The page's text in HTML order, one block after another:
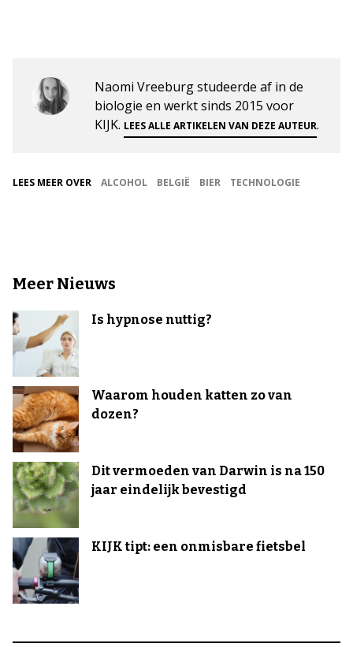
Naomi Vreeburg studeerde af in de
biologie en werkt sinds 2015 voor
KIJK. LEES ALLE ARTIKELEN VAN DEZE AUTEUR.
LEES MEER OVER ALCOHOL BELGIË BIER TECHNOLOGIE
Meer Nieuws
Is hypnose nuttig?
Waarom houden katten zo van
dozen?
Dit vermoeden van Darwin is na 150
jaar eindelijk bevestigd
KIJK tipt: een onmisbare fietsbel